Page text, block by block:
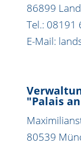
86899
Tel.: 08191
E-Mail:
"Palais
80539